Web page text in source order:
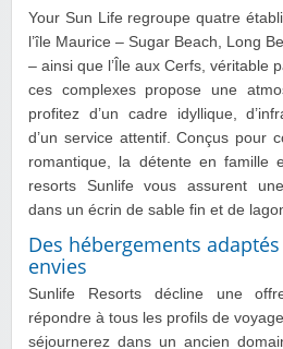
Your Sun Life regroupe quatre
l’île Maurice – Sugar Beach, Long
– ainsi que l’Île aux Cerfs, véritable
ces complexes propose une
profitez d’un cadre idyllique,
d’un service attentif. Conçus pour
romantique, la détente en famille
resorts Sunlife vous assurent
dans un écrin de sable fin et de
Des hébergements
envies
Sunlife Resorts décline une
répondre à tous les profils de
séjournerez dans un ancien